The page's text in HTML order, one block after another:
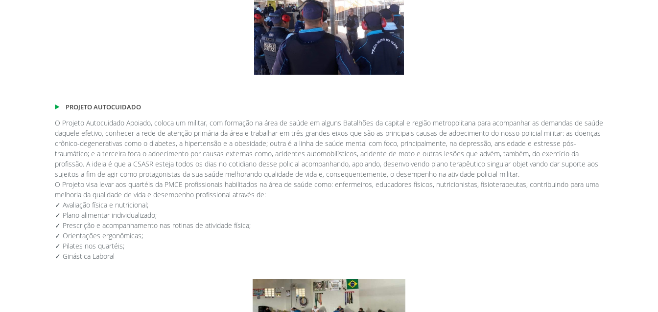
PROJETO AUTOCUIDADO
O Projeto Autocuidado Apoiado, coloca um militar, com formação na área de saúde em alguns Batalhões da capital e região metropolitana para acompanhar as demandas de saúde
daquele efetivo, conhecer a rede de atenção primária da área e trabalhar em três grandes eixos que são as principais causas de adoecimento do nosso policial militar: as doenças
crônico-degenerativas como o diabetes, a hipertensão e a obesidade; outra é a linha de saúde mental com foco, principalmente, na depressão, ansiedade e estresse pós-
traumático; e a terceira foca o adoecimento por causas externas como, acidentes automobilísticos, acidente de moto e outras lesões que advém, também, do exercício da
profissão. A ideia é que a CSASR esteja todos os dias no cotidiano desse policial acompanhando, apoiando, desenvolvendo plano terapêutico singular objetivando dar suporte aos
sujeitos a fim de agir como protagonistas da sua saúde melhorando qualidade de vida e, consequentemente, o desempenho na atividade policial militar.
O Projeto visa levar aos quartéis da PMCE profissionais habilitados na área de saúde como: enfermeiros, educadores físicos, nutricionistas, fisioterapeutas, contribuindo para uma
melhoria da qualidade de vida e desempenho profissional através de:
✓ Avaliação física e nutricional;
✓ Plano alimentar individualizado;
✓ Prescrição e acompanhamento nas rotinas de atividade física;
✓ Orientações ergonômicas;
✓ Pilates nos quartéis;
✓ Ginástica Laboral